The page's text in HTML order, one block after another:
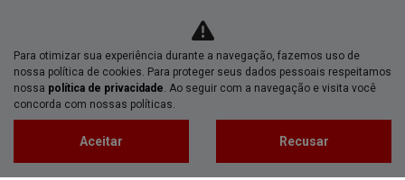
Fale conosco
Política de privacidade
No trânsito, enxergar o outro salva vidas.
Para otimizar sua experiência durante a navegação, fazemos uso de
nossa política de cookies. Para proteger seus dados pessoais respeitamos
nossa política de privacidade. Ao seguir com a navegação e visita você
concorda com nossas políticas.
Aceitar Recusar